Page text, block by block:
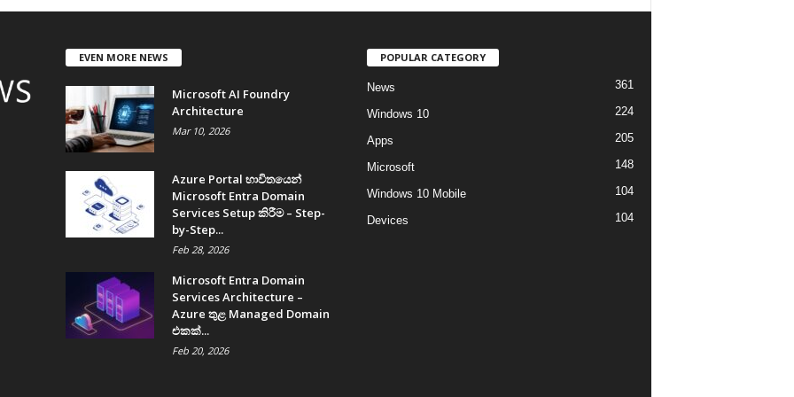
EVEN MORE NEWS
Microsoft AI Foundry
Architecture
Mar 10, 2026
Azure Portal භාවිතයෙන්
Microsoft Entra Domain
Services Setup කිරීම – Step-
by-Step...
Feb 28, 2026
Microsoft Entra Domain
Services Architecture –
Azure තුළ Managed Domain
එකක්...
Feb 20, 2026
POPULAR CATEGORY
News 361
Windows 10 224
Apps 205
Microsoft 148
Windows 10 Mobile 104
Devices 104